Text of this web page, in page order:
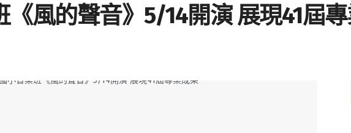
《風的聲音》5/14開演 展現41屆